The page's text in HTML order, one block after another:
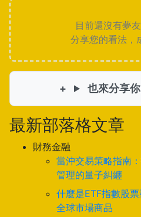
目前還沒有夢友
分享您的看法，
也來分享
最新部落格文章
財務金融
當沖交易策略指南
管理的量子糾纏
什麼是ETF指數股
全球市場商品